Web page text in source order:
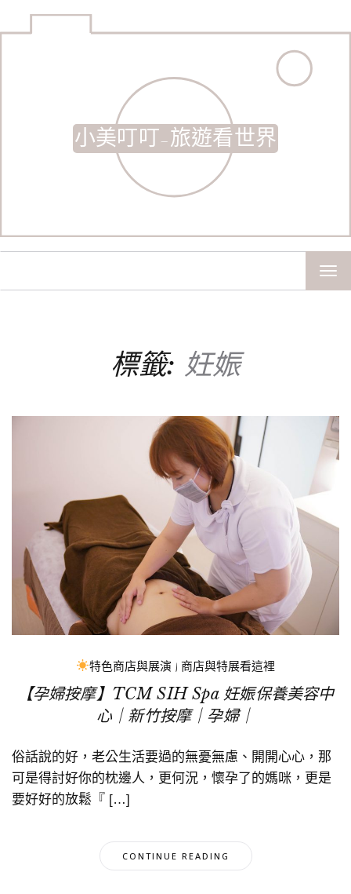
小美叮叮-旅遊看世界
標籤: 妊娠
特色商店與展演 | 商店與特展看這裡
【孕婦按摩】TCM SIH Spa 妊娠保養美容中
心｜新竹按摩｜孕婦｜
俗話說的好，老公生活要過的無憂無慮、開開心心，那
可是得討好你的枕邊人，更何況，懷孕了的媽咪，更是
要好好的放鬆『 […]
CONTINUE READING